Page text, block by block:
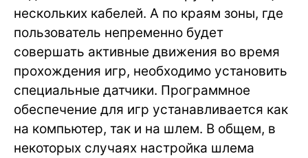
нескольких кабелей. А по краям зоны, где
пользователь непременно будет
совершать активные движения во время
прохождения игр, необходимо установить
специальные датчики. Программное
обеспечение для игр устанавливается как
на компьютер, так и на шлем. В общем, в
некоторых случаях настройка шлема